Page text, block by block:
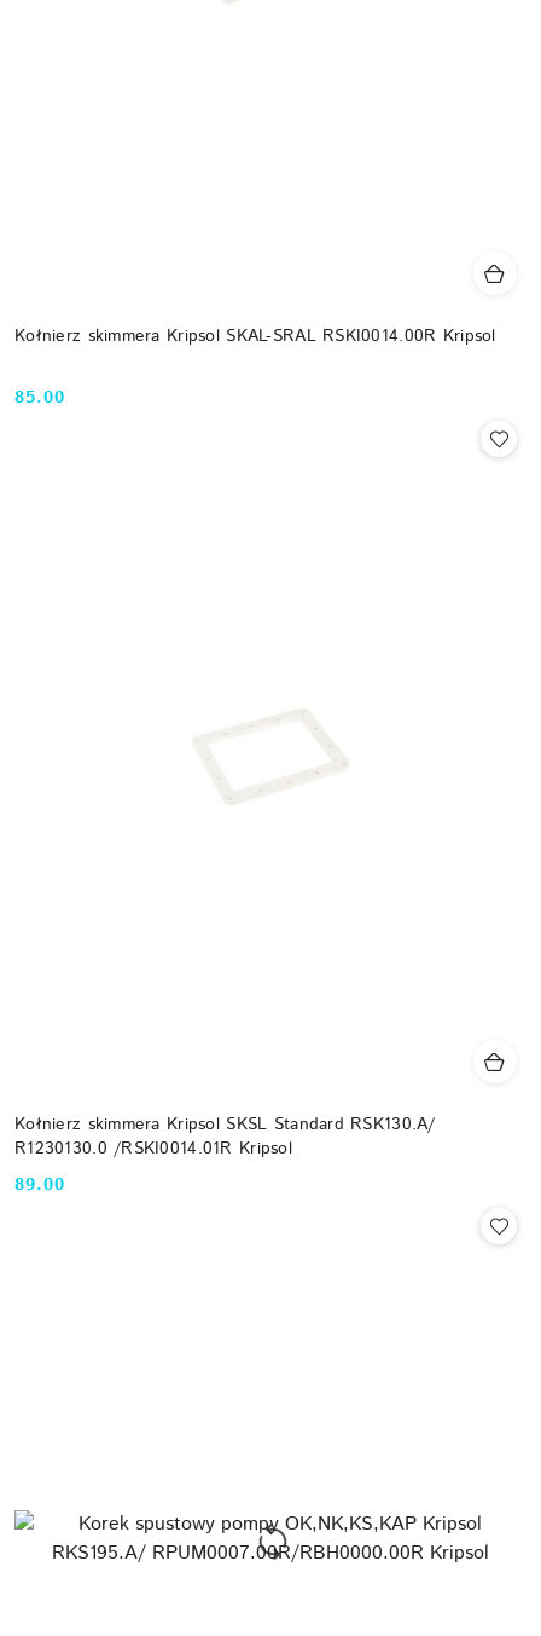
Kołnierz skimmera Kripsol SKAL-SRAL RSKI0014.00R Kripsol
Cena:
85.00
Kołnierz skimmera Kripsol SKSL Standard RSK130.A/
R1230130.0 /RSKI0014.01R Kripsol
Cena:
89.00